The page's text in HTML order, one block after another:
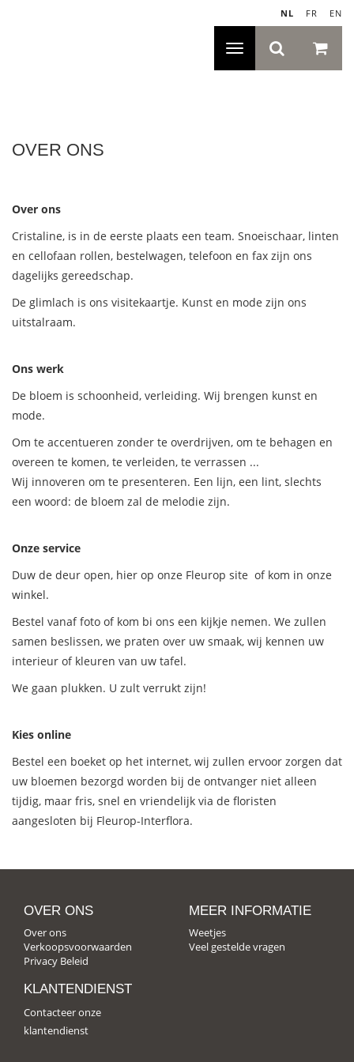
NL FR EN
Toggle
OVER ONS
Over ons
Cristaline, is in de eerste plaats een team. Snoeischaar, linten
en cellofaan rollen, bestelwagen, telefoon en fax zijn ons
dagelijks gereedschap.
De glimlach is ons visitekaartje. Kunst en mode zijn ons
uitstalraam.
Ons werk
De bloem is schoonheid, verleiding. Wij brengen kunst en
mode.
Om te accentueren zonder te overdrijven, om te behagen en
overeen te komen, te verleiden, te verrassen ...
Wij innoveren om te presenteren. Een lijn, een lint, slechts
een woord: de bloem zal de melodie zijn.
Onze service
Duw de deur open, hier op onze Fleurop site of kom in onze
winkel.
Bestel vanaf foto of kom bi ons een kijkje nemen. We zullen
samen beslissen, we praten over uw smaak, wij kennen uw
interieur of kleuren van uw tafel.
We gaan plukken. U zult verrukt zijn!
Kies online
Bestel een boeket op het internet, wij zullen ervoor zorgen dat
uw bloemen bezorgd worden bij de ontvanger niet alleen
tijdig, maar fris, snel en vriendelijk via de floristen
aangesloten bij Fleurop-Interflora.
OVER ONS
Over ons
Verkoopsvoorwaarden
Privacy Beleid
MEER INFORMATIE
Weetjes
Veel gestelde vragen
KLANTENDIENST
Contacteer onze
klantendienst